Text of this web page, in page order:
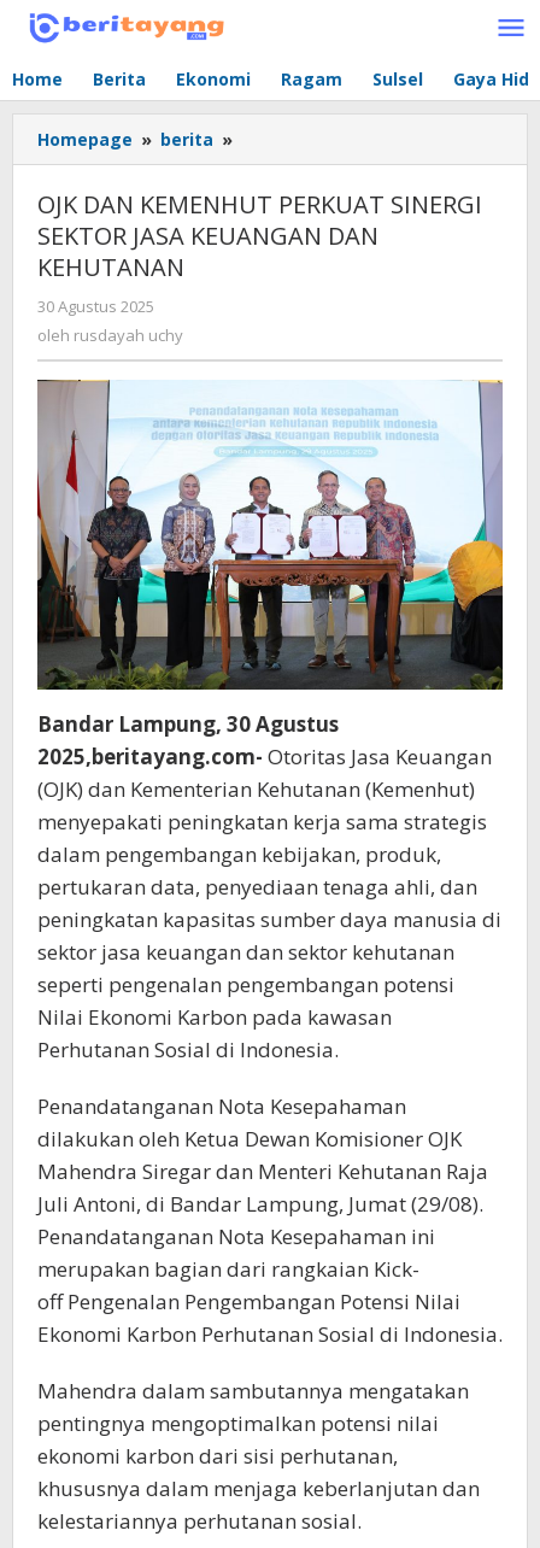
Lewati
Home Berita Ekonomi Ragam Sulsel Gaya
Homepage » berita »
DAN
PERKUAT
SINERGI
KEHUTANA​
OJK DAN KEMENHUT PERKUAT SINERGI
SEKTOR JASA KEUANGAN DAN
KEHUTANA​N
30 Agustus 2025
rusdayah
uchy
oleh rusdayah uchy
Bandar Lampung, 30 Agustus
2025,beritayang.com- Otoritas Jasa Keuangan
(OJK) dan Kementerian Kehutanan (Kemenhut)
menyepakati peningkatan kerja sama strategis
dalam pengembangan kebijakan, produk,
pertukaran data, penyediaan tenaga ahli, dan
peningkatan kapasitas sumber daya manusia di
sektor jasa keuangan dan sektor kehutanan
seperti pengenalan pengembangan potensi
Nilai Ekonomi Karbon pada kawasan
Perhutanan Sosial di Indonesia.
Penandatanganan Nota Kesepahaman
dilakukan oleh Ketua Dewan Komisioner OJK
Mahendra Siregar dan Menteri Kehutanan Raja
Juli Antoni, di Bandar Lampung, Jumat (29/08).
Penandatanganan Nota Kesepahaman ini
merupakan bagian dari rangkaian Kick-
off Pengenalan Pengembangan Potensi Nilai
Ekonomi Karbon Perhutanan Sosial di Indonesia.
Mahendra dalam sambutannya mengatakan
pentingnya mengoptimalkan potensi nilai
ekonomi karbon dari sisi perhutanan,
khususnya dalam menjaga keberlanjutan dan
kelestariannya perhutanan sosial.